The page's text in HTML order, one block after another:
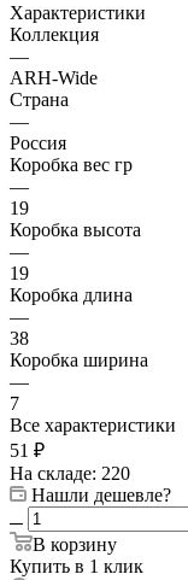
Характеристики
Коллекция
—
ARH-Wide
Страна
—
Россия
Коробка вес гр
—
19
Коробка высота
—
19
Коробка длина
—
38
Коробка ширина
—
7
Все характеристики
51 ₽
На складе: 220
Нашли дешевле?
В корзину
Купить в 1 клик